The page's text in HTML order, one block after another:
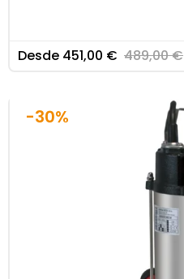
Desde 451,00 € 489,00€
-30%